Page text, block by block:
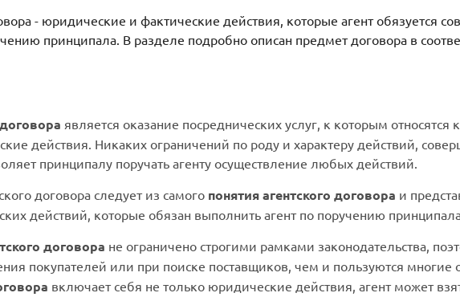
- юридические и фактические действия, которые агент обязуется
принципала. В разделе подробно описан предмет договора в
является оказание посреднических услуг, к которым относятся
действия. Никаких ограничений по роду и характеру действий,
принципалу поручать агенту осуществление любых действий.
договора следует из самого понятия агентского договора и
действий, которые обязан выполнить агент по поручению
договора не ограничено строгими рамками законодательства,
покупателей или при поиске поставщиков, чем и пользуются многие
включает себя не только юридические действия, агент может